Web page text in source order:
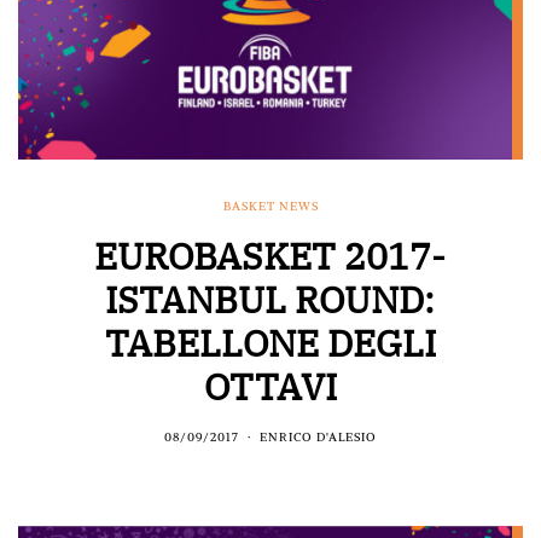
BASKET NEWS
EUROBASKET 2017-
ISTANBUL ROUND:
TABELLONE DEGLI
OTTAVI
08/09/2017 ENRICO D'ALESIO